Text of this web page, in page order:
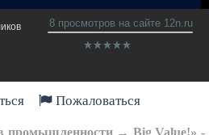
8 просмотров на сайте 12n.ru
Пожаловаться
промышленности → Big Value!» -